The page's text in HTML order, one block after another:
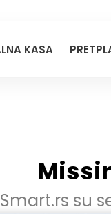
KASA
su